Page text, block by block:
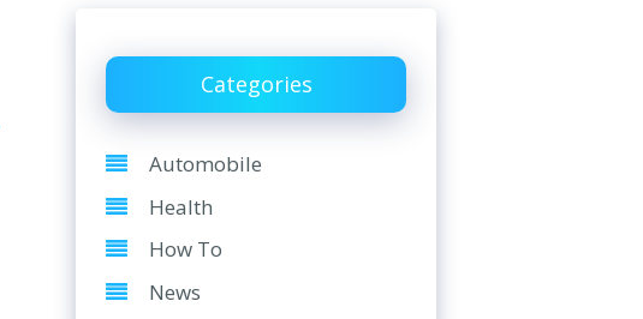
Categories
Automobile
Health
How To
News